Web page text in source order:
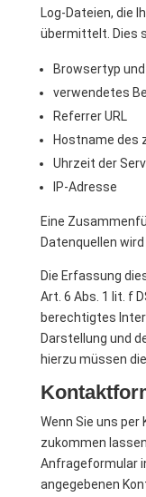
Log-Dateien, die
übermittelt. Dies
Browsertyp
verwendetes
Referrer URL
Hostname des
Uhrzeit der
IP-Adresse
Eine
Datenquellen
Die Erfassung
Art. 6 Abs. 1 lit. f
berechtigtes
Darstellung und
hierzu müssen
Wenn Sie uns
zukommen
Anfrageformular
angegebenen